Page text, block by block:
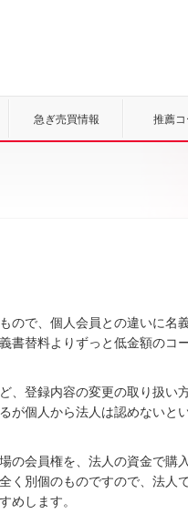
急ぎ売買情報 推薦コ
ので、個人会員との違いに名
書替料よりずっと低金額のコ
、登録内容の変更の取り扱い
が個人から法人は認めないと
の会員権を、法人の資金で購
く別個のものですので、法人
めします。